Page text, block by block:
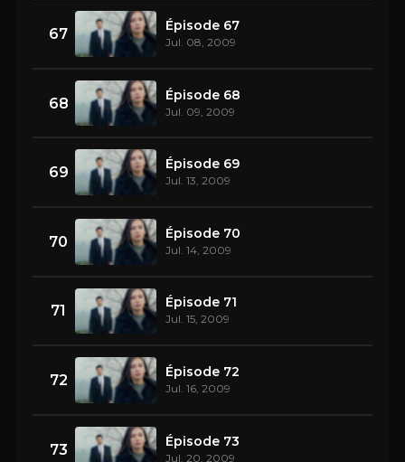
67 Épisode 67
Jul. 08, 2009
68 Épisode 68
Jul. 09, 2009
69 Épisode 69
Jul. 13, 2009
70 Épisode 70
Jul. 14, 2009
71 Épisode 71
Jul. 15, 2009
72 Épisode 72
Jul. 16, 2009
73 Épisode 73
Jul. 20, 2009